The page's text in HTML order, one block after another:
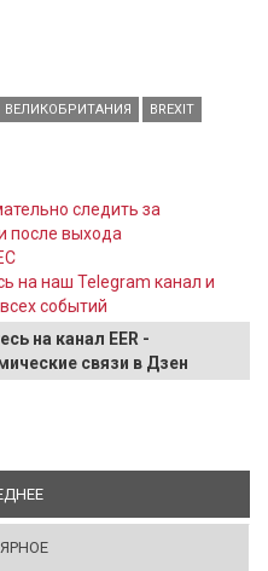
ВЕЛИКОБРИТАНИЯ BREXIT
следить за
после выхода
на наш Telegram канал и
событий
на канал EER -
связи в Дзен
(АКТИВНАЯ ВКЛАДКА)